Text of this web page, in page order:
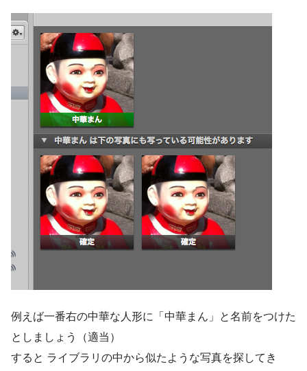
例えば一番右の中華な人形に「中華まん」と名前をつけた
としましょう（適当）
すると ライブラリの中から似たような写真を探してき